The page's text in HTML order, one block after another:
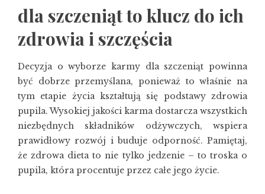
dla szczeniąt to klucz do ich
zdrowia i szczęścia
Decyzja o wyborze karmy dla szczeniąt powinna
być dobrze przemyślana, ponieważ to właśnie na
tym etapie życia kształtują się podstawy zdrowia
pupila. Wysokiej jakości karma dostarcza wszystkich
niezbędnych składników odżywczych, wspiera
prawidłowy rozwój i buduje odporność. Pamiętaj,
że zdrowa dieta to nie tylko jedzenie – to troska o
pupila, która procentuje przez całe jego życie.